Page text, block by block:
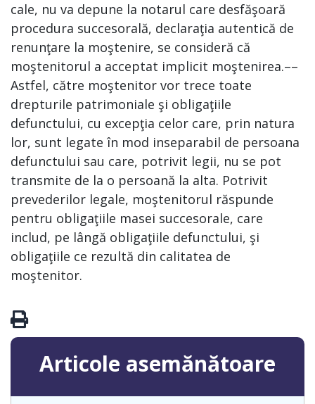
cale, nu va depune la notarul care desfăşoară
procedura succesorală, declaraţia autentică de
renunţare la moştenire, se consideră că
moştenitorul a acceptat implicit moştenirea.––
Astfel, către moştenitor vor trece toate
drepturile patrimoniale şi obligaţiile
defunctului, cu excepţia celor care, prin natura
lor, sunt legate în mod inseparabil de persoana
defunctului sau care, potrivit legii, nu se pot
transmite de la o persoană la alta. Potrivit
prevederilor legale, moştenitorul răspunde
pentru obligaţiile masei succesorale, care
includ, pe lângă obligaţiile defunctului, şi
obligaţiile ce rezultă din calitatea de
moştenitor.
Articole asemănătoare